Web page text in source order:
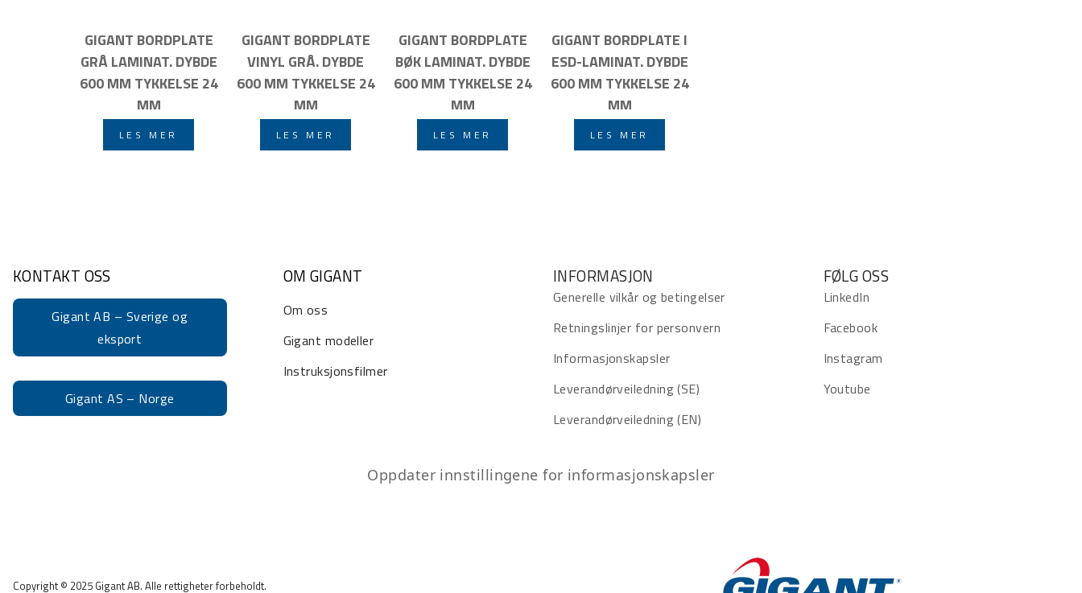
GIGANT BORDPLATE
GRÅ LAMINAT. DYBDE
600 MM TYKKELSE 24
MM
LES MER
GIGANT BORDPLATE
VINYL GRÅ. DYBDE
600 MM TYKKELSE 24
MM
LES MER
GIGANT BORDPLATE
BØK LAMINAT. DYBDE
600 MM TYKKELSE 24
MM
LES MER
GIGANT BORDPLATE I
ESD-LAMINAT. DYBDE
600 MM TYKKELSE 24
MM
LES MER
KONTAKT OSS
Gigant AB – Sverige og
eksport
Gigant AS – Norge
OM GIGANT
Om oss
Gigant modeller
Instruksjonsfilmer
INFORMASJON
Generelle vilkår og betingelser
Retningslinjer for personvern
Informasjonskapsler
Leverandørveiledning (SE)
Leverandørveiledning (EN)
FØLG OSS
LinkedIn
Facebook
Instagram
Youtube
Oppdater innstillingene for informasjonskapsler
Copyright © 2025 Gigant AB. Alle rettigheter forbeholdt.